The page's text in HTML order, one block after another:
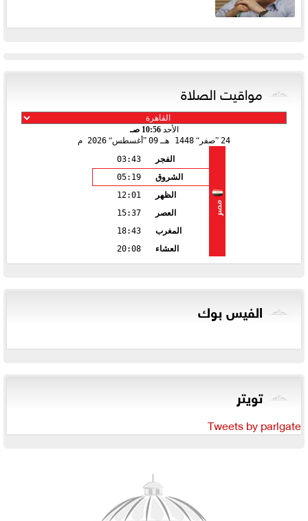
مواقيت الصلاة
الأحد10:56 صـ
24 صفر 1448 هـ 09 أغسطس 2026 م
مصر
الفجر
03:43
الشروق
05:19
الظهر
12:01
العصر
15:37
المغرب
18:43
العشاء
20:08
الفيس بوك
تويتر
Tweets by parlgate